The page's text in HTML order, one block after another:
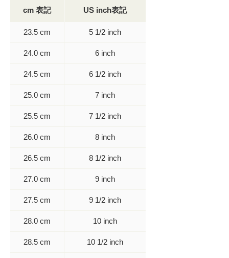
cm 表記 US inch表記
23.5 cm 5 1/2 inch
24.0 cm 6 inch
24.5 cm 6 1/2 inch
25.0 cm 7 inch
25.5 cm 7 1/2 inch
26.0 cm 8 inch
26.5 cm 8 1/2 inch
27.0 cm 9 inch
27.5 cm 9 1/2 inch
28.0 cm 10 inch
28.5 cm 10 1/2 inch